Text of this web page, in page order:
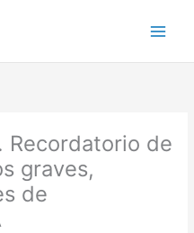
Recordatorio de
graves,
de